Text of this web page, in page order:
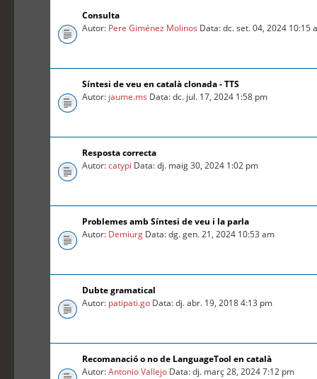
Consulta
Autor: Pere Giménez Molinos Data: dc. set. 04, 2024 10:15
Síntesi de veu en català clonada - TTS
Autor: jaume.ms Data: dc. jul. 17, 2024 1:58 pm
Resposta correcta
Autor:catypi Data: dj. maig 30, 2024 1:02 pm
Problemes amb Síntesi de veu i la parla
Autor: Demiurg Data: dg. gen. 21, 2024 10:53 am
Dubte gramatical
Autor: patipati.go Data: dj. abr. 19, 2018 4:13 pm
Recomanació o no de LanguageTool en català
Autor:Antonio Vallejo Data: dj. març 28, 2024 7:12 pm